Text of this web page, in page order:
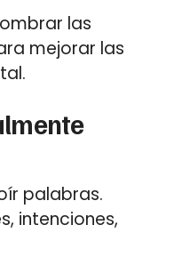
las
mejorar las
palabras.
intenciones,